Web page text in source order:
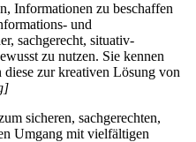
Informationen zu beschaffen
und
sachgerecht, situativ-
zu nutzen. Sie kennen
zur kreativen Lösung von
sicheren, sachgerechten,
Umgang mit vielfältigen